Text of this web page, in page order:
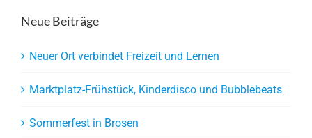
Neue Beiträge
Neuer Ort verbindet Freizeit und Lernen
Marktplatz-Frühstück, Kinderdisco und Bubblebeats
Sommerfest in Brosen